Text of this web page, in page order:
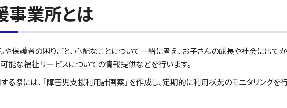
事業所とは
保護者の困りごと、心配なことについて一緒に考え、お子さんの成長や社会に出て
能な福祉サービスについての情報提供などを行います。
際には、「障害児支援利用計画案」を作成し、定期的に利用状況のモニタリングを行